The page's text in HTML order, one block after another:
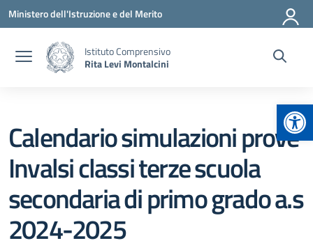
Vai ai contenuti
Vai al menu di navigazione
Vai al footer
Ministero dell'Istruzione e del Merito
Istituto Comprensivo
Rita Levi Montalcini
Calendario simulazioni prove
Invalsi classi terze scuola
secondaria di primo grado a.s
2024-2025